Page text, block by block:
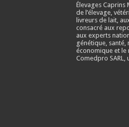
Élevages Caprins
de l’élevage,
livreurs de lait,
consacré aux
aux experts
génétique,
économique et le
Comedpro SARL,